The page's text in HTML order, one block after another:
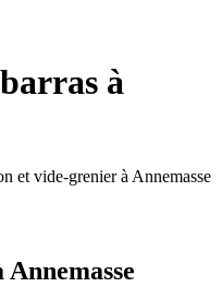
à
et vide-grenier à Annemasse
Annemasse